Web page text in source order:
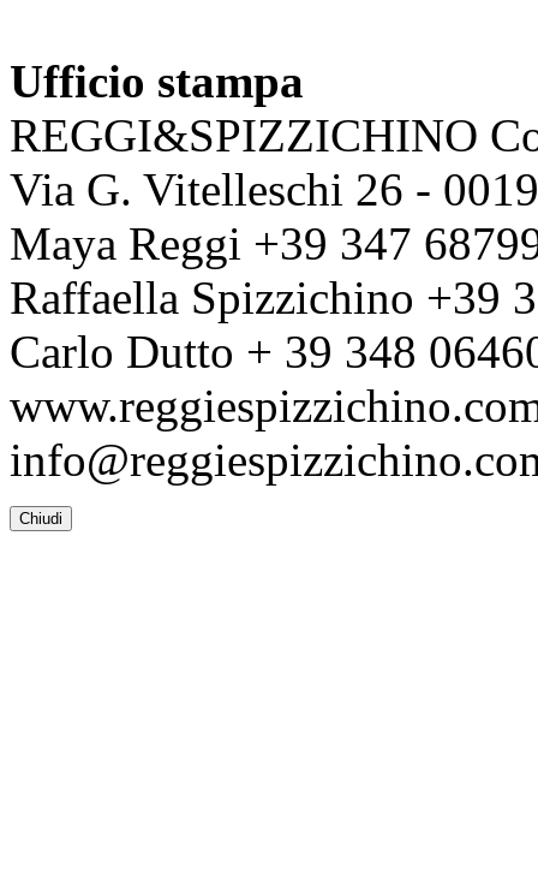
Ufficio stampa
REGGI&SPIZZICHINO
Via G. Vitelleschi 26 -
Maya Reggi +39 347
Raffaella Spizzichino +39
Carlo Dutto + 39 348
Chiudi